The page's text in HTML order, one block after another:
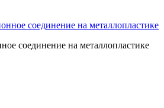
соединение на металлопластике